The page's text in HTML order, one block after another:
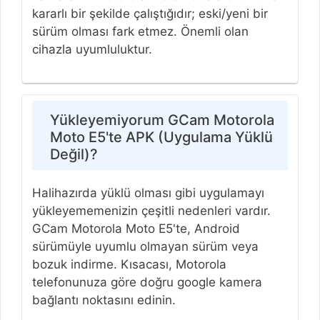
kararlı bir şekilde çalıştığıdır; eski/yeni bir
sürüm olması fark etmez. Önemli olan
cihazla uyumluluktur.
Yükleyemiyorum GCam Motorola
Moto E5'te APK (Uygulama Yüklü
Değil)?
Halihazırda yüklü olması gibi uygulamayı
yükleyememenizin çeşitli nedenleri vardır.
GCam Motorola Moto E5'te, Android
sürümüyle uyumlu olmayan sürüm veya
bozuk indirme. Kısacası, Motorola
telefonunuza göre doğru google kamera
bağlantı noktasını edinin.